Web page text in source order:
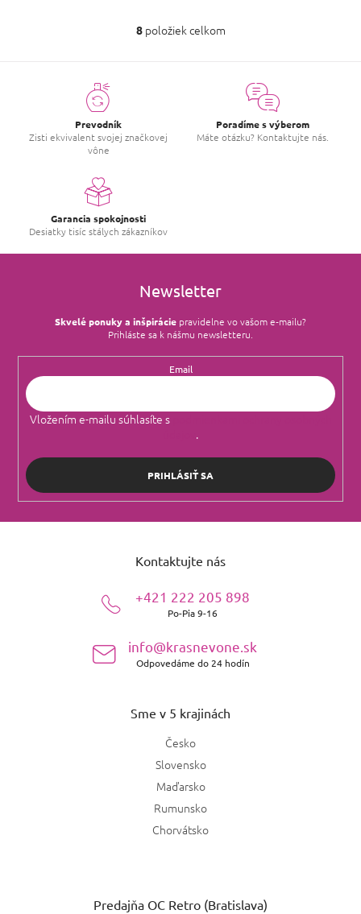
O
ý
i
s
8položiek celkom
Prevodník
Zisti ekvivalent svojej značkovej
vône
Poradíme s výberom
Máte otázku? Kontaktujte nás.
Garancia spokojnosti
Desiatky tisíc stálych zákazníkov
Newsletter
Skvelé ponuky a inšpirácie pravidelne vo vašom e‑mailu?
Prihláste sa k nášmu newsletteru.
Email
Vložením e-mailu súhlasíte s
.
PRIHLÁSIŤ SA
Kontaktujte nás
+421 222 205 898
Po-Pia 9-16
info@krasnevone.sk
Odpovedáme do 24 hodín
Sme v 5 krajinách
Česko
Slovensko
Maďarsko
Rumunsko
Chorvátsko
Predajňa OC Retro (Bratislava)